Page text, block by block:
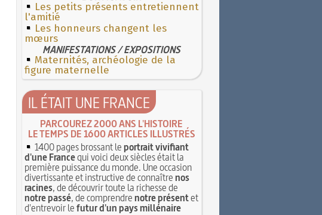
Les petits présents entretiennent
l'amitié
Les honneurs changent les
mœurs
MANIFESTATIONS / EXPOSITIONS
Maternités, archéologie de la
figure maternelle
IL ÉTAIT UNE FRANCE
PARCOUREZ 2000 ANS L'HISTOIRE
LE TEMPS DE 1600 ARTICLES ILLUSTRÉS
1400 pages brossant leportrait vivifiant
d'une Francequi voici deux siècles était la
première puissance du monde. Une occasion
divertissante et instructive de connaîtrenos
racines, de découvrir toute la richesse de
notre passé, de comprendrenotre présentet
d'entrevoir lefutur d'un pays millénaire